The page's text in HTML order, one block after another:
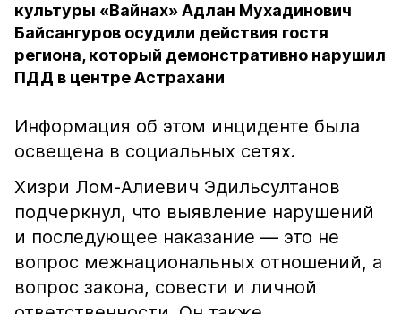
культуры «Вайнах» Адлан Мухадинович
Байсангуров осудили действия гостя
региона, который демонстративно нарушил
ПДД в центре Астрахани
Информация об этом инциденте была
освещена в социальных сетях.
Хизри Лом-Алиевич Эдильсултанов
подчеркнул, что выявление нарушений
и последующее наказание — это не
вопрос межнациональных отношений, а
вопрос закона, совести и личной